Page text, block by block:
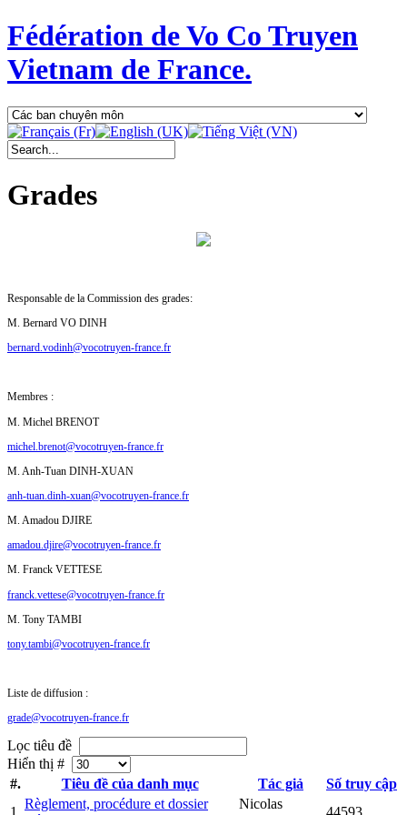
Fédération de Vo Co Truyen
Vietnam de France.
Grades
Responsable de la Commission des grades:
M. Bernard VO DINH
bernard.vodinh@vocotruyen-france.fr
Membres :
M. Michel BRENOT
michel.brenot@vocotruyen-france.fr
M. Anh-Tuan DINH-XUAN
anh-tuan.dinh-xuan@vocotruyen-france.fr
M. Amadou DJIRE
amadou.djire@vocotruyen-france.fr
M. Franck VETTESE
franck.vettese@vocotruyen-france.fr
M. Tony TAMBI
tony.tambi@vocotruyen-france.fr
Liste de diffusion :
grade@vocotruyen-france.fr
Lọc tiêu đề
Hiển thị #
#.
Tiêu đề của danh mục Tác giả
Số truy cập
1
Règlement, procédure et dossier
Nicolas
44593